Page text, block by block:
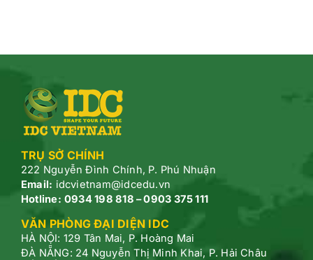
TRỤ SỞ CHÍNH
222 Nguyễn Đình Chính, P. Phú Nhuận
Email: idcvietnam@idcedu.vn
Hotline: 0934 198 818 – 0903 375 111
VĂN PHÒNG ĐẠI DIỆN IDC
HÀ NỘI: 129 Tân Mai, P. Hoàng Mai
ĐÀ NẴNG: 24 Nguyễn Thị Minh Khai, P. Hải Châu